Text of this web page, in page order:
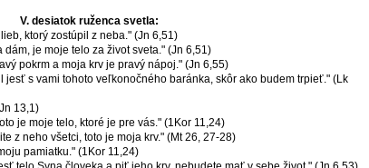
V. desiatok ruženca svetla:
ktorý zostúpil z neba." (Jn 6,51)
je moje telo za život sveta." (Jn 6,51)
pokrm a moja krv je pravý nápoj." (Jn 6,55)
jesť s vami tohoto veľkonočného baránka, skôr ako budem trpieť." (Lk
13,1)
je moje telo, ktoré je pre vás." (1Kor 11,24)
z neho všetci, toto je moja krv." (Mt 26, 27-28)
pamiatku." (1Kor 11,24)